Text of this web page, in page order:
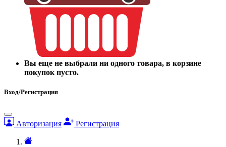
Вы еще не выбрали ни одного товара, в корзине
покупок пусто.
Вход/Регистрация
Авторизация Регистрация